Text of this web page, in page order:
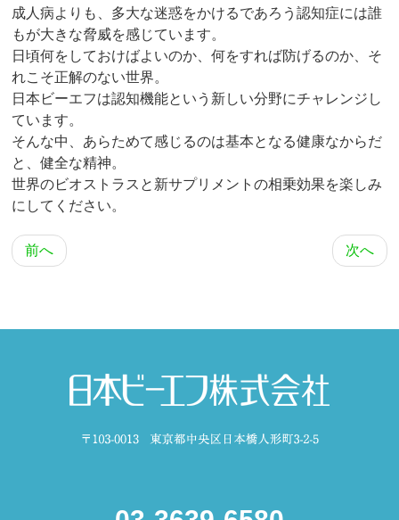
成人病よりも、多大な迷惑をかけるであろう認知症には誰
もが大きな脅威を感じています。
日頃何をしておけばよいのか、何をすれば防げるのか、そ
れこそ正解のない世界。
日本ビーエフは認知機能という新しい分野にチャレンジし
ています。
そんな中、あらためて感じるのは基本となる健康なからだ
と、健全な精神。
世界のビオストラスと新サプリメントの相乗効果を楽しみ
にしてください。
前へ 次へ